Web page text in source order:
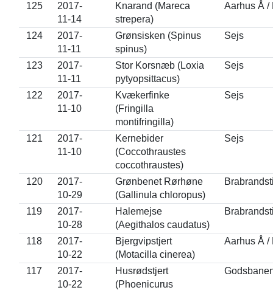
125
2017-
11-14
Knarand (Mareca
strepera)
Aarhus Å /
124
2017-
11-11
Grønsisken (Spinus
spinus)
Sejs
123
2017-
11-11
Stor Korsnæb (Loxia
pytyopsittacus)
Sejs
122
2017-
11-10
Kvækerfinke
(Fringilla
montifringilla)
Sejs
121
2017-
11-10
Kernebider
(Coccothraustes
coccothraustes)
Sejs
120
2017-
10-29
Grønbenet Rørhøne
(Gallinula chloropus)
119
2017-
10-28
Halemejse
(Aegithalos caudatus)
118
2017-
10-22
Bjergvipstjert
(Motacilla cinerea)
Aarhus Å /
117
2017-
10-22
Husrødstjert
(Phoenicurus